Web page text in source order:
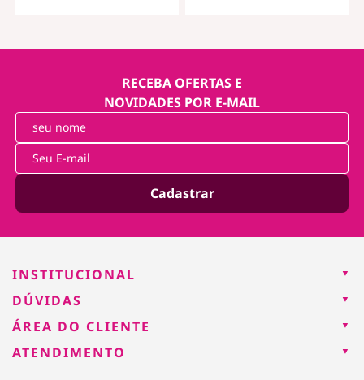
RECEBA OFERTAS E
NOVIDADES POR E-MAIL
Cadastrar
INSTITUCIONAL
DÚVIDAS
ÁREA DO CLIENTE
ATENDIMENTO